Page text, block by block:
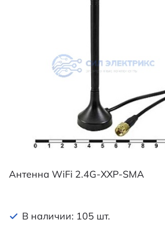
Антенна WiFi 2.4G-XXP-SMA
В наличии: 105 шт.